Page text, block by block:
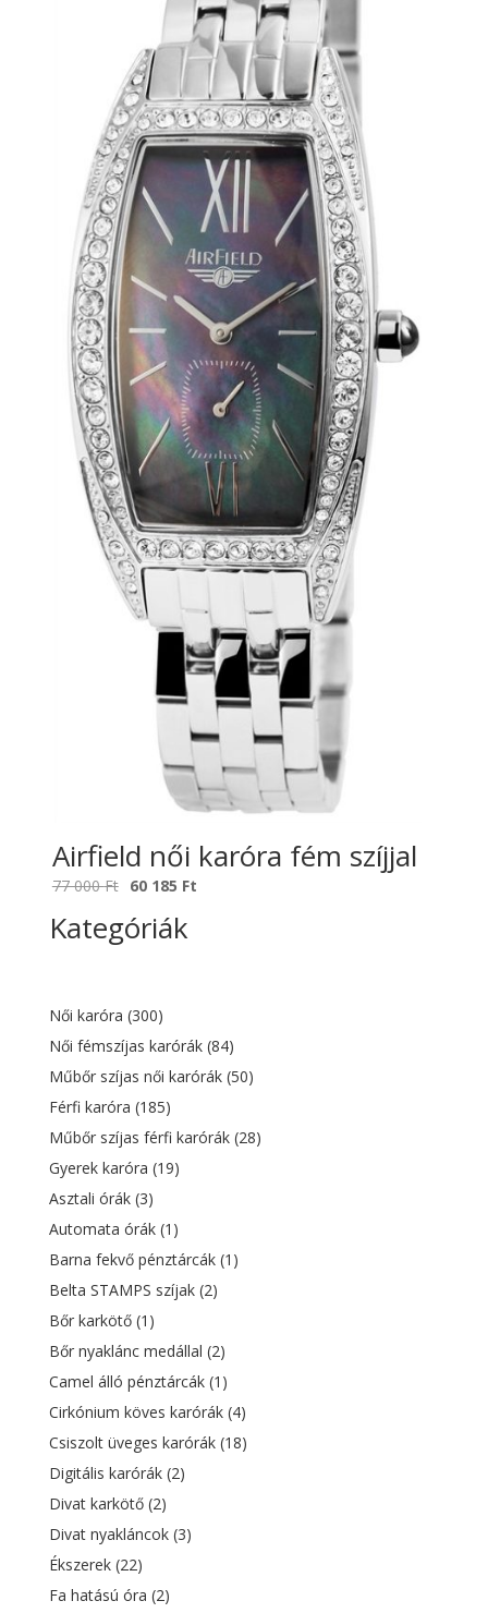
Airfield női karóra fém szíjjal
77 000Ft Original
was:
60 185 Ft
Kategóriák
Női karóra (300)
Női fémszíjas karórák (84)
Műbőr szíjas női karórák (50)
Férfi karóra (185)
Műbőr szíjas férfi karórák (28)
Gyerek karóra (19)
Asztali órák (3)
Automata órák (1)
Barna fekvő pénztárcák (1)
Belta STAMPS szíjak (2)
Bőr karkötő (1)
Bőr nyaklánc medállal (2)
Camel álló pénztárcák (1)
Cirkónium köves karórák (4)
Csiszolt üveges karórák (18)
Digitális karórák (2)
Divat karkötő (2)
Divat nyakláncok (3)
Ékszerek (22)
Fa hatású óra (2)